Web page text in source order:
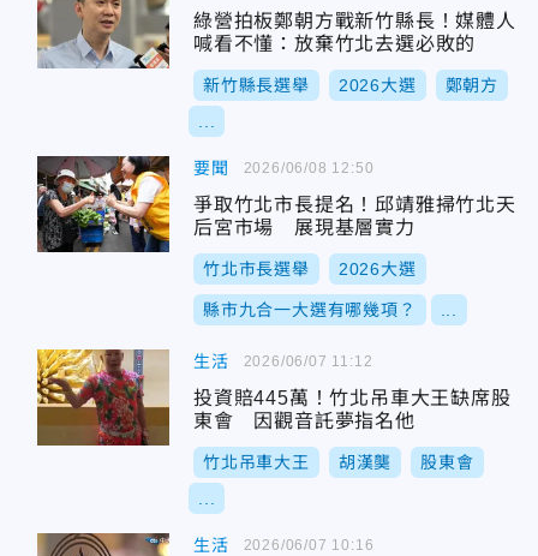
綠營拍板鄭朝方戰新竹縣長！媒體人
喊看不懂：放棄竹北去選必敗的
新竹縣長選舉 2026大選 鄭朝方
要聞
爭取竹北市長提名！邱靖雅掃竹北天
后宮市場 展現基層實力
竹北市長選舉 2026大選
縣市九合一大選有哪幾項？
2026/06/08 12:50
生活
投資賠445萬！竹北吊車大王缺席股
東會 因觀音託夢指名他
竹北吊車大王 胡漢龑 股東會
2026/06/07 11:12
生活 2026/06/07 10:16